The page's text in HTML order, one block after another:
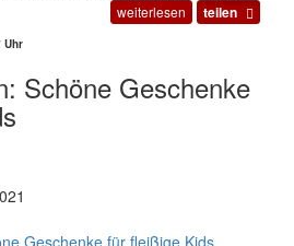
weiterlesen teilen
Uhr
Schöne Geschenke